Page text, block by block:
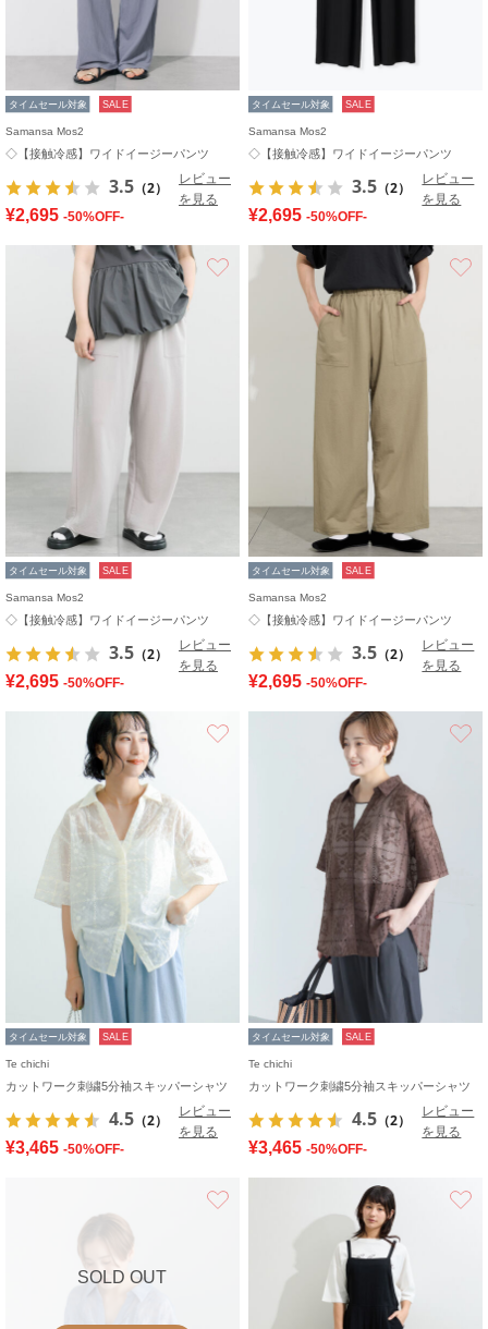
タイムセール対象 SALE
Samansa Mos2
◇【接触冷感】ワイドイージーパンツ
3.5 （2）
レビュー
を見る
¥2,695 -50%OFF-
タイムセール対象 SALE
Samansa Mos2
◇【接触冷感】ワイドイージーパンツ
3.5 （2）
レビュー
を見る
¥2,695 -50%OFF-
お気に入り
タイムセール対象 SALE
Samansa Mos2
◇【接触冷感】ワイドイージーパンツ
3.5 （2）
レビュー
を見る
¥2,695 -50%OFF-
タイムセール対象 SALE
Samansa Mos2
◇【接触冷感】ワイドイージーパンツ
3.5 （2）
レビュー
を見る
¥2,695 -50%OFF-
タイムセール対象 SALE
Te chichi
カットワーク刺繍5分袖スキッパーシャツ
4.5 （2）
レビュー
を見る
¥3,465 -50%OFF-
タイムセール対象 SALE
Te chichi
カットワーク刺繍5分袖スキッパーシャツ
4.5 （2）
レビュー
を見る
¥3,465 -50%OFF-
SOLD OUT